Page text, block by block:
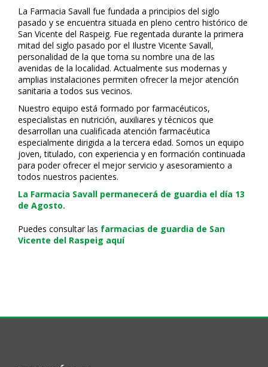
La Farmacia Savall fue fundada a principios del siglo
pasado y se encuentra situada en pleno centro histórico de
San Vicente del Raspeig. Fue regentada durante la primera
mitad del siglo pasado por el Ilustre Vicente Savall,
personalidad de la que toma su nombre una de las
avenidas de la localidad. Actualmente sus modernas y
amplias instalaciones permiten ofrecer la mejor atención
sanitaria a todos sus vecinos.
Nuestro equipo está formado por farmacéuticos,
especialistas en nutrición, auxiliares y técnicos que
desarrollan una cualificada atención farmacéutica
especialmente dirigida a la tercera edad. Somos un equipo
joven, titulado, con experiencia y en formación continuada
para poder ofrecer el mejor servicio y asesoramiento a
todos nuestros pacientes.
La Farmacia Savall permanecerá de guardia el día 13
de Agosto.
Puedes consultar las farmacias de guardia de San
Vicente del Raspeig aquí